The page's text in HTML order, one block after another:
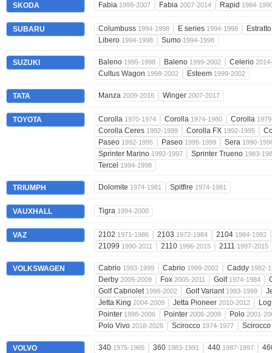
SKODA Fabia 1999-2007 Fabia 2007-2014 Rapid 1984-
SUBARU Columbuss 1994-1998 E series 1994-1998
Libero 1994-1998 Sumo 1994-1998
SUZUKI Baleno 1995-1998 Baleno 1999-2002 Celerio
Cultus Wagon 1998-2002 Esteem 1999-2002
TATA Manza 2009-2016 Winger 2007-2017
TOYOTA Corolla 1970-1974 Corolla 1974-1980 Corolla
Corolla Ceres 1992-1999 Corolla FX 1992-1995
Paseo 1992-1995 Paseo 1995-1999 Sera 1990-
Sprinter Marino 1992-1997 Sprinter Trueno 1983-
Tercel 1994-1998
TRIUMPH Dolomite 1974-1981 Spitfire 1974-1981
VAUXHALL Tigra 1994-2000
VAZ 2102 1971-1986 2103 1972-1984 2104 1984-1992
21099 1990-2011 2110 1996-2015 2111 1997-2015
VOLKSWAGEN Cabrio 1993-1999 Cabrio 1999-2002 Caddy 1982-
Derby 2005-2009 Fox 2005-2011 Golf 1974-1984
Golf Cabriolet 1998-2002 Golf Variant 1993-1999
Jetta King 2004-2009 Jetta Pioneer 2010-2012
Pointer 1998-2006 Pointer 2006-2009 Polo 2001-
Polo Vivo 2018-2025 Scirocco 1974-1977 Scirocco
VOLVO 340 1975-1985 360 1983-1991 440 1987-1997